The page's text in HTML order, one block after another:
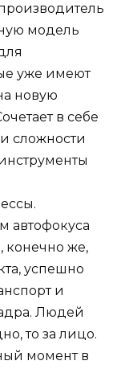
модель
уже имеют
новую
в себе
сложности
автофокуса
конечно же,
успешно
и
Людей
то за лицо.
момент в